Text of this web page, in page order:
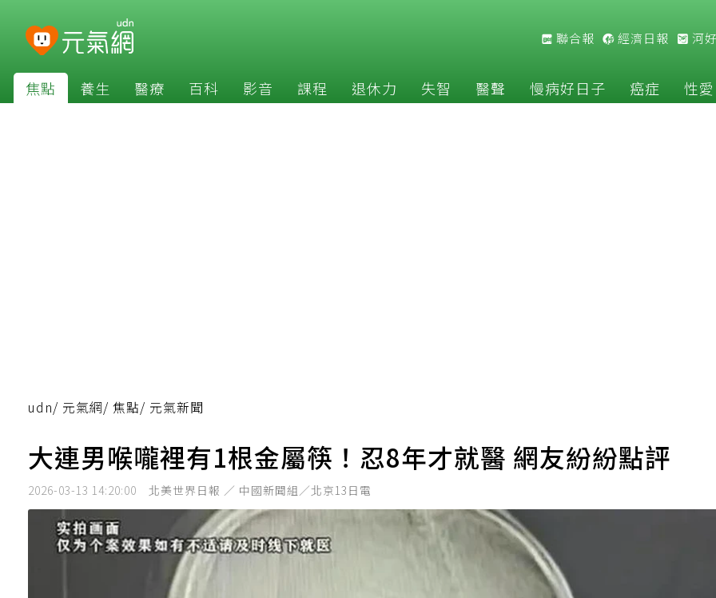
聯合報 經濟日報 河
焦點 養生 醫療 百科 影音 課程 退休力 失智 醫聲 慢病好日子 癌症 性愛
udn/ 元氣網/ 焦點/ 元氣新聞
大連男喉嚨裡有1根金屬筷！忍8年才就醫 網友紛紛點評
2026-03-13 14:20:00 北美世界日報 ／ 中國新聞組／北京13日電